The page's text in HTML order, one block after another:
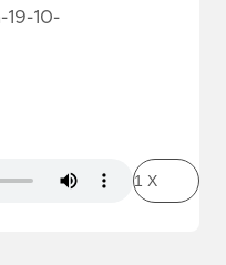
10-